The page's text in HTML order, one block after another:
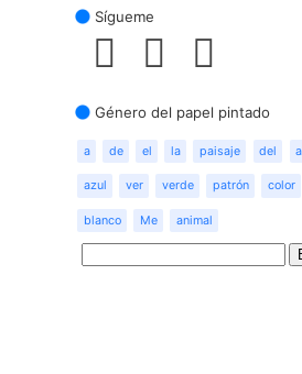
Sígueme
Género del papel pintado
a de el la paisaje del
azul ver verde patrón color
blanco Me animal